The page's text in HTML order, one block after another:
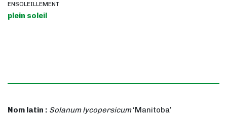
ENSOLEILLEMENT
plein soleil
Nom latin : Solanum lycopersicum‘Manitoba’